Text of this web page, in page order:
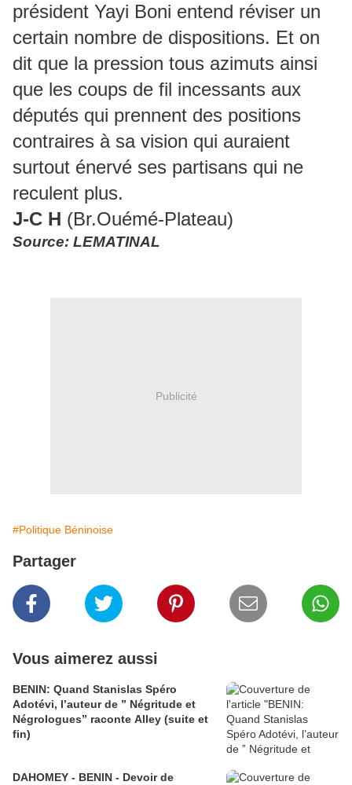
président Yayi Boni entend réviser un
certain nombre de dispositions. Et on
dit que la pression tous azimuts ainsi
que les coups de fil incessants aux
députés qui prennent des positions
contraires à sa vision qui auraient
surtout énervé ses partisans qui ne
reculent plus.
J-C H (Br.Ouémé-Plateau)
Source: LEMATINAL
Publicité
#Politique Béninoise
Partager
Vous aimerez aussi
BENIN: Quand Stanislas Spéro
Adotévi, l’auteur de ” Négritude et
Négrologues” raconte Alley (suite et
fin)
DAHOMEY - BENIN - Devoir de